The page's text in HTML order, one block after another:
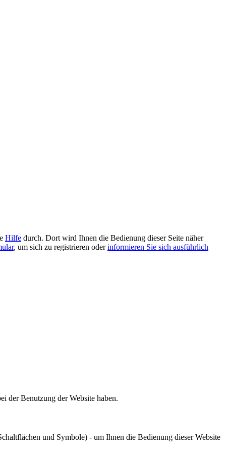
Hilfe durch. Dort wird Ihnen die Bedienung dieser Seite näher
, um sich zu registrieren oderinformieren Sie sich ausführlich
der Benutzung der Website haben.
und Symbole) - um Ihnen die Bedienung dieser Website